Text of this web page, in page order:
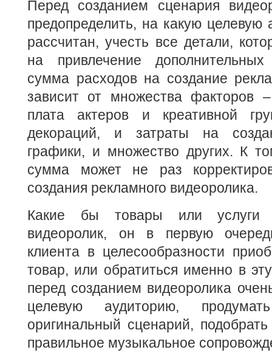
Перед созданием сценария
предопределить, на какую целевую
рассчитан, учесть все детали,
на привлечение
сумма расходов на создание
зависит от множества факторов
плата актеров и креативной
декораций, и затраты на
графики, и множество других. К
сумма может не раз
создания рекламного видеоролика.
Какие бы товары или услуги
видеоролик, он в первую
клиента в целесообразности
товар, или обратиться именно в
перед созданием видеоролика
целевую аудиторию,
оригинальный сценарий,
правильное музыкальное